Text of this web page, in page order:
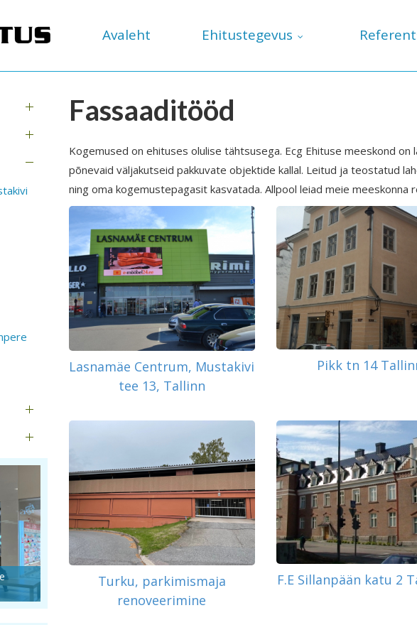
Avaleht Ehitustegevus
Fassaaditööd
Kogemused on ehituses olulise tähtsusega. Ecg Ehituse meeskond
põnevaid väljakutseid pakkuvate objektide kallal. Leitud ja teostatud
ning oma kogemustepagasit kasvatada. Allpool leiad meie
Lasnamäe Centrum, Mustakivi
tee 13, Tallinn
Pikk tn 14
Turku, parkimismaja
renoveerimine
F.E Sillanpään katu 2